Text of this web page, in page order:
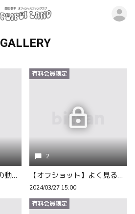
GALLERY
【全体公開】わすれもの動画 byすたっふ更新
有料会員限定
2
【オフショット】よく見るとそこに森田
2024/03/27 15:00
有料会員限定